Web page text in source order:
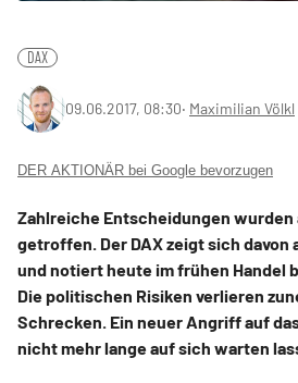
DAX
09.06.2017, 08:30‧ Maximilian Völkl
DER AKTIONÄR bei Google bevorzugen
Zahlreiche Entscheidungen wurden
getroffen. Der DAX zeigt sich
und notiert heute im frühen Handel
Die politischen Risiken verlieren
Schrecken. Ein neuer Angriff auf
nicht mehr lange auf sich warten